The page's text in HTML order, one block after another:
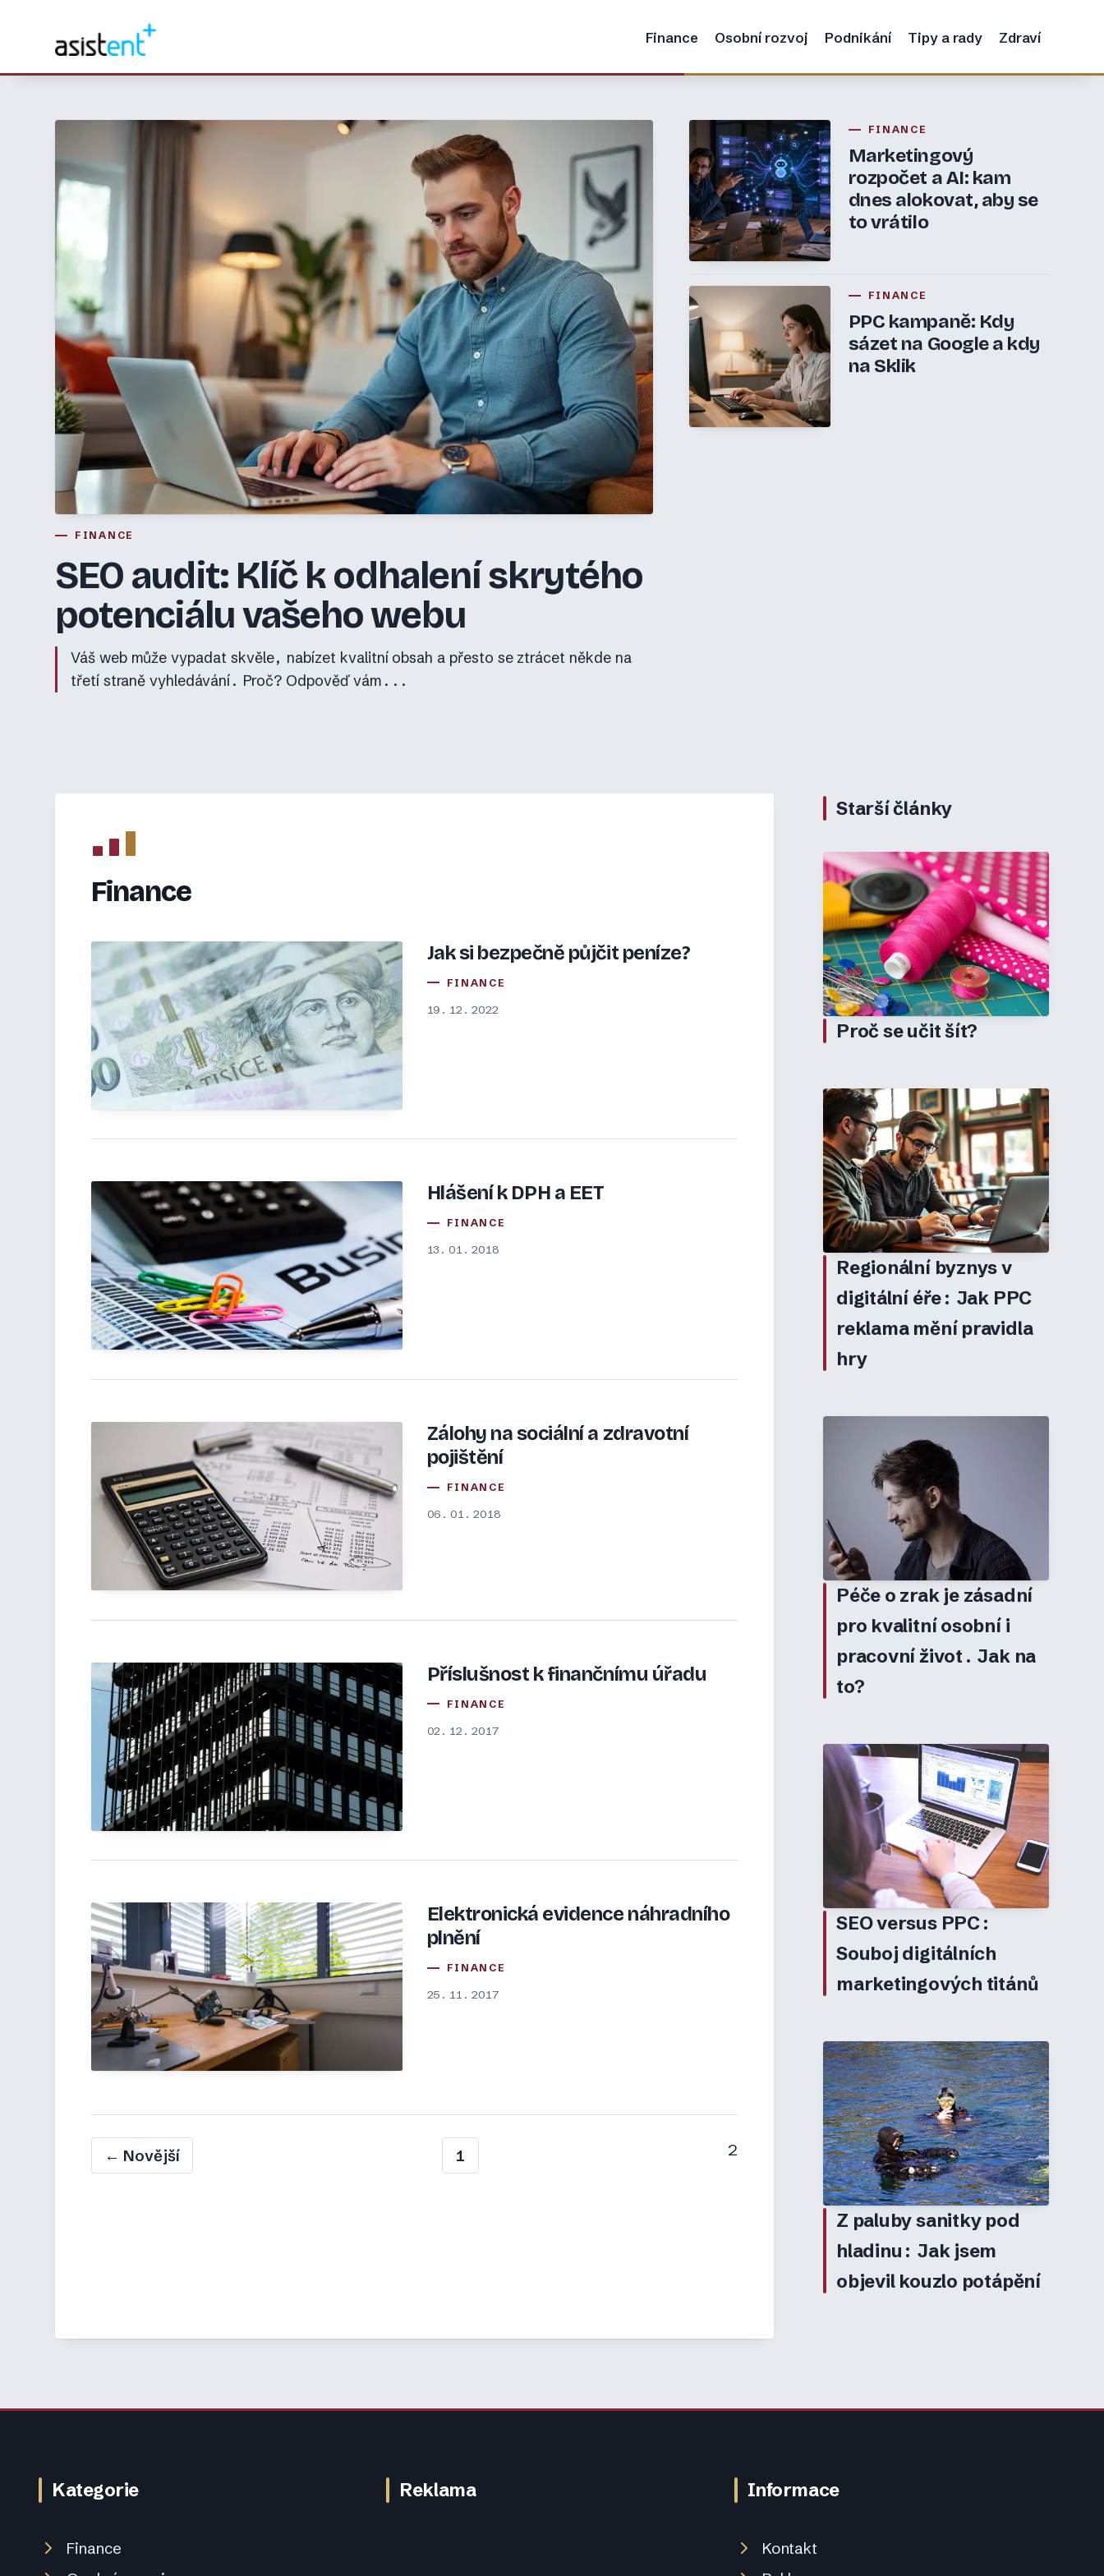
Finance Osobní rozvoj Podnikání Tipy a rady Zdraví
SEO audit: Klíč k odhalení skrytého
potenciálu vašeho webu
Váš web může vypadat skvěle, nabízet kvalitní obsah a přesto se ztrácet někde na
třetí straně vyhledávání. Proč? Odpověď vám...
FINANCE
Marketingový
rozpočet a AI: kam
dnes alokovat, aby se
to vrátilo
FINANCE
PPC kampaně: Kdy
sázet na Google a kdy
na Sklik
FINANCE
Finance
Jak si bezpečně půjčit peníze?
FINANCE
19. 12. 2022
Hlášení k DPH a EET
FINANCE
13. 01. 2018
Zálohy na sociální a zdravotní
pojištění
FINANCE
06. 01. 2018
Příslušnost k finančnímu úřadu
FINANCE
02. 12. 2017
Elektronická evidence náhradního
plnění
FINANCE
25. 11. 2017
← Novější 1 2
Starší články
Proč se učit šít?
Regionální byznys v
digitální éře: Jak PPC
reklama mění pravidla
hry
Péče o zrak je zásadní
pro kvalitní osobní i
pracovní život. Jak na
to?
SEO versus PPC:
Souboj digitálních
marketingových titánů
Z paluby sanitky pod
hladinu: Jak jsem
objevil kouzlo potápění
Kategorie
Finance
Reklama Informace
Kontakt